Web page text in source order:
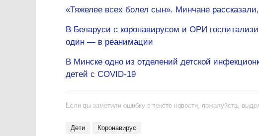
«Тяжелее всех болел сын». Минчане
В Беларуси с коронавирусом и ОРИ
один — в реанимации
В Минске одно из отделений детской
детей с COVID-19
Если вы заметили ошибку в тексте новости, пожалуйста,
Дети Коронавирус